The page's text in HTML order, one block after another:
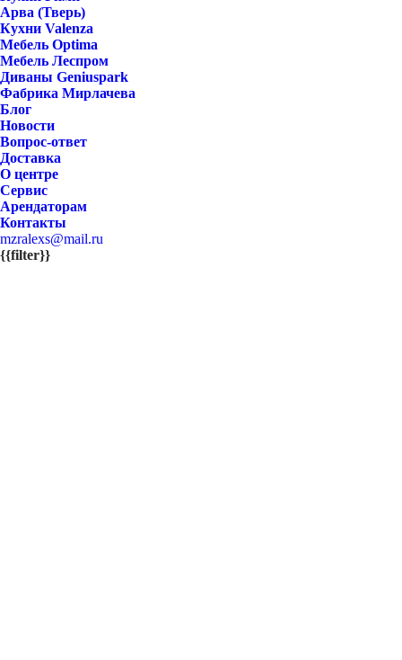
Арва (Тверь)
Кухни Valenza
Мебель Optima
Мебель Леспром
Диваны Geniuspark
Фабрика Мирлачева
Блог
Новости
Вопрос-ответ
Доставка
О центре
Сервис
Арендаторам
Контакты
mzralexs@mail.ru
{{filter}}